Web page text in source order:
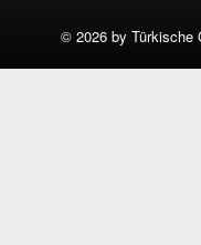
© 2026 by Türkische